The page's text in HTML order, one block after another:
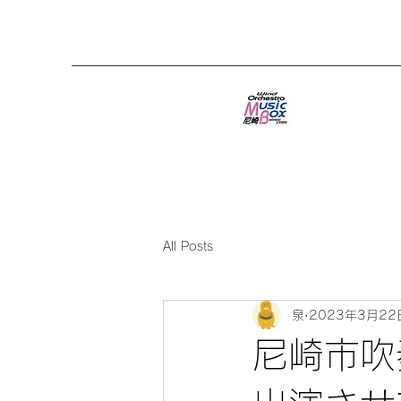
All Posts
尼崎市
泉 2023年3月22